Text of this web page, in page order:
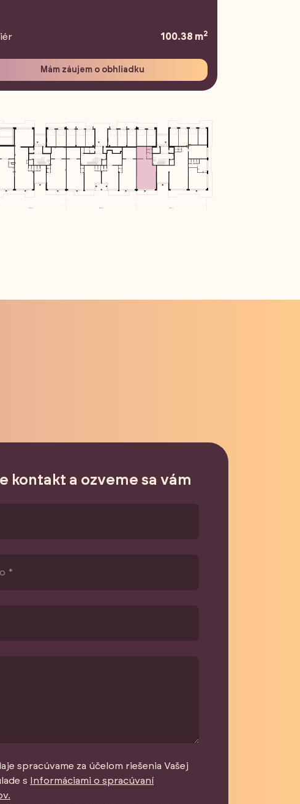
100.38 m2
Mám záujem o obhliadku
kontakt a ozveme sa vám
spracúvame za účelom riešenia Vašej
s
Informáciami o spracúvaní